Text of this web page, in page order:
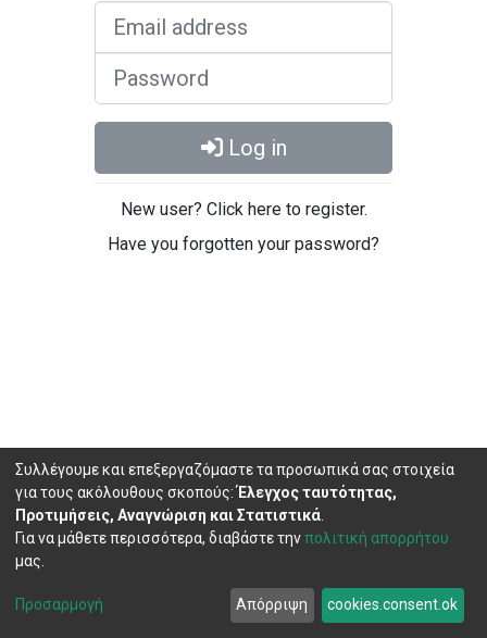
Log in
New user? Click here to register.
Have you forgotten your password?
Cookie
End User
Agreement
Send
Feedback
Συλλέγουμε και επεξεργαζόμαστε τα προσωπικά σας στοιχεία
για τους ακόλουθους σκοπούς:Έλεγχος ταυτότητας,
Προτιμήσεις, Αναγνώριση και Στατιστικά
Για να μάθετε περισσότερα, διαβάστε τηνπολιτική απορρήτου
μας.
Προσαρμογή Απόρριψη cookies.consent.ok